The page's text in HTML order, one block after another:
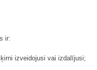
ir:
izveidojusi vai izdalījusi;